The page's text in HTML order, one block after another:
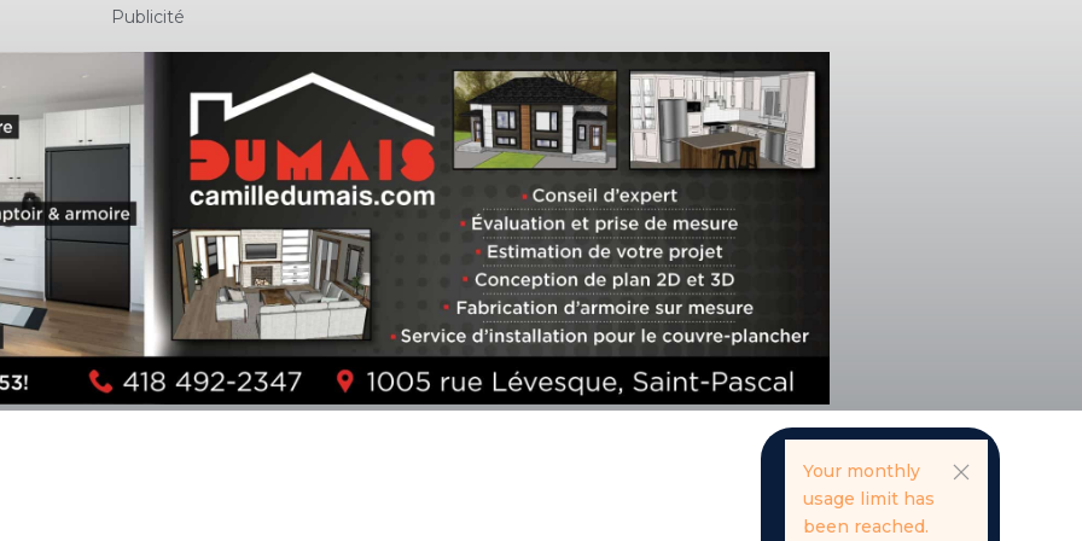
Publicité
Your monthly
usage limit has
been reached.